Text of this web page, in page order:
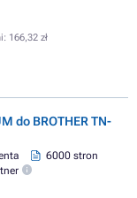
166,32 zł
do BROTHER TN-
6000 stron